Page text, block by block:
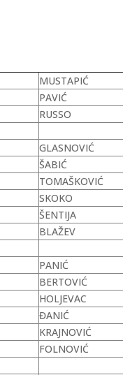
MUSTAPIĆ
PAVIĆ
RUSSO
GLASNOVIĆ
ŠABIĆ
TOMAŠKOVIĆ
SKOKO
ŠENTIJA
BLAŽEV
PANIĆ
BERTOVIĆ
HOLJEVAC
ĐANIĆ
KRAJNOVIĆ
FOLNOVIĆ